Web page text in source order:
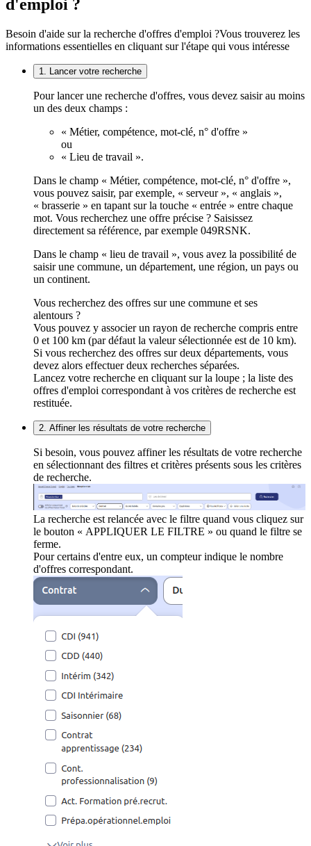
d'emploi ?
Besoin d'aide sur la recherche d'offres d'emploi ?Vous trouverez les
informations essentielles en cliquant sur l'étape qui vous intéresse
1. Lancer votre recherche
Pour lancer une recherche d'offres, vous devez saisir au moins
un des deux champs :
« Métier, compétence, mot-clé, n° d'offre »
ou
« Lieu de travail ».
Dans le champ « Métier, compétence, mot-clé, n° d'offre »,
vous pouvez saisir, par exemple, « serveur », « anglais »,
« brasserie » en tapant sur la touche « entrée » entre chaque
mot. Vous recherchez une offre précise ? Saisissez
directement sa référence, par exemple 049RSNK.
Dans le champ « lieu de travail », vous avez la possibilité de
saisir une commune, un département, une région, un pays ou
un continent.
Vous recherchez des offres sur une commune et ses
alentours ?
Vous pouvez y associer un rayon de recherche compris entre
0 et 100 km (par défaut la valeur sélectionnée est de 10 km).
Si vous recherchez des offres sur deux départements, vous
devez alors effectuer deux recherches séparées.
Lancez votre recherche en cliquant sur la loupe ; la liste des
offres d'emploi correspondant à vos critères de recherche est
restituée.
2. Affiner les résultats de votre recherche
Si besoin, vous pouvez affiner les résultats de votre recherche
en sélectionnant des filtres et critères présents sous les critères
de recherche.
La recherche est relancée avec le filtre quand vous cliquez sur
le bouton « APPLIQUER LE FILTRE » ou quand le filtre se
ferme.
Pour certains d'entre eux, un compteur indique le nombre
d'offres correspondant.